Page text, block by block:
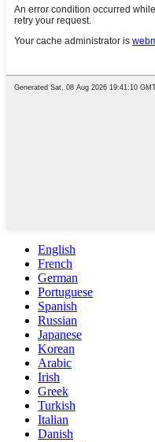
English
French
German
Portuguese
Spanish
Russian
Japanese
Korean
Arabic
Irish
Greek
Turkish
Italian
Danish